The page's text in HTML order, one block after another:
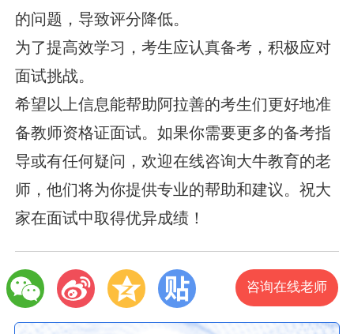
的问题，导致评分降低。
为了提高效学习，考生应认真备考，积极应对
面试挑战。
希望以上信息能帮助阿拉善的考生们更好地准
备教师资格证面试。如果你需要更多的备考指
导或有任何疑问，欢迎在线咨询大牛教育的老
师，他们将为你提供专业的帮助和建议。祝大
家在面试中取得优异成绩！
咨询在线老师